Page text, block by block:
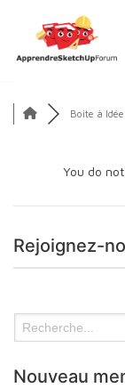
Boite à
You do
Rejoignez-
Nouveau